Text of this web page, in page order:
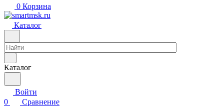
0 Корзина
Каталог
Каталог
Войти
0
Сравнение